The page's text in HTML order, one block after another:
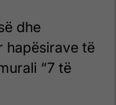
dhe
hapësirave të
“7 të